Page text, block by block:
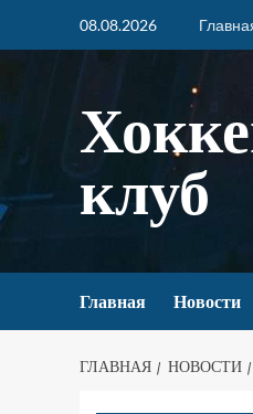
08.08.2026
клуб
Главная Новости
ГЛАВНАЯ НОВОСТИ